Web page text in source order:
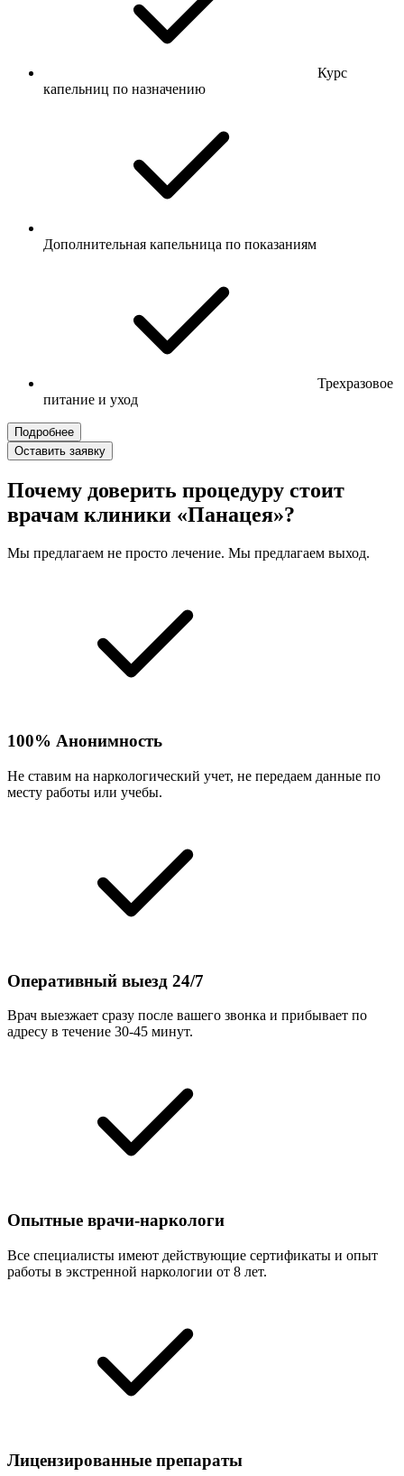
Курс
капельниц по назначению
Дополнительная капельница по показаниям
Трехразовое
питание и уход
Подробнее
Оставить заявку
Почему доверить процедуру стоит
врачам клиники «Панацея»?
Мы предлагаем не просто лечение. Мы предлагаем выход.
100% Анонимность
Не ставим на наркологический учет, не передаем данные по
месту работы или учебы.
Оперативный выезд 24/7
Врач выезжает сразу после вашего звонка и прибывает по
адресу в течение 30-45 минут.
Опытные врачи-наркологи
Все специалисты имеют действующие сертификаты и опыт
работы в экстренной наркологии от 8 лет.
Лицензированные препараты